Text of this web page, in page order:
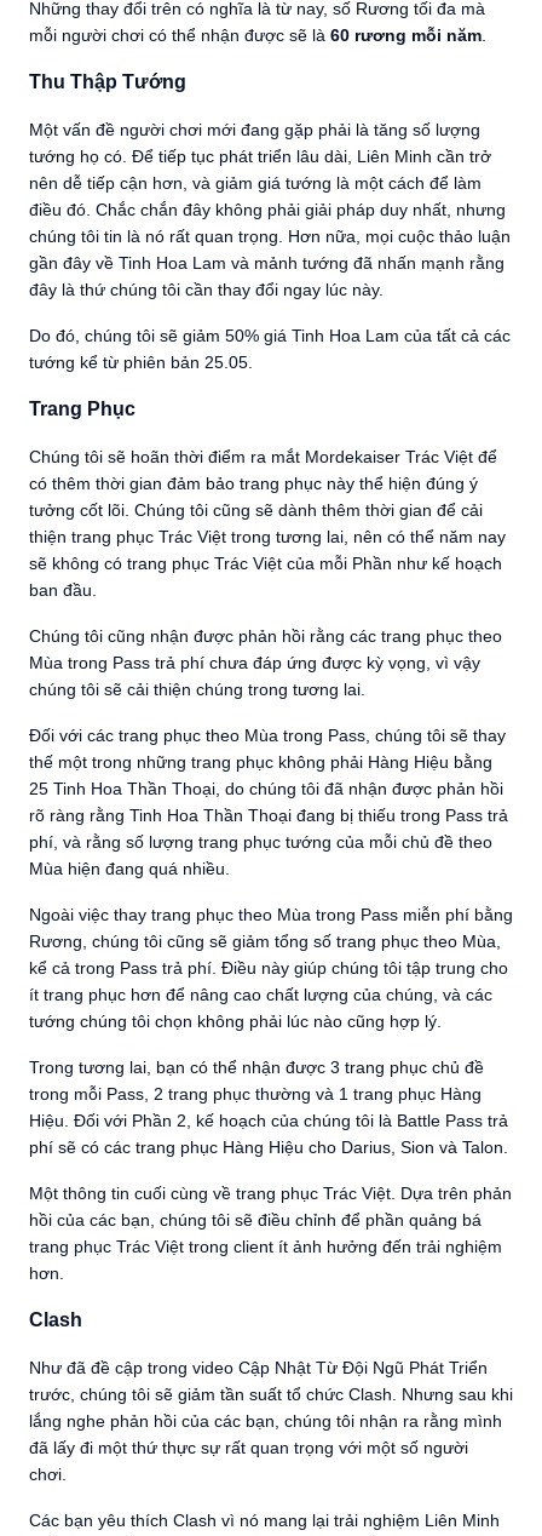
Những thay đổi trên có nghĩa là từ nay, số Rương tối đa mà
mỗi người chơi có thể nhận được sẽ là 60 rương mỗi năm
Thu Thập Tướng
Một vấn đề người chơi mới đang gặp phải là tăng số lượng
tướng họ có. Để tiếp tục phát triển lâu dài, Liên Minh cần trở
nên dễ tiếp cận hơn, và giảm giá tướng là một cách để làm
điều đó. Chắc chắn đây không phải giải pháp duy nhất, nhưng
chúng tôi tin là nó rất quan trọng. Hơn nữa, mọi cuộc thảo luận
gần đây về Tinh Hoa Lam và mảnh tướng đã nhấn mạnh rằng
đây là thứ chúng tôi cần thay đổi ngay lúc này.
Do đó, chúng tôi sẽ giảm 50% giá Tinh Hoa Lam của tất cả các
tướng kể từ phiên bản 25.05.
Trang Phục
Chúng tôi sẽ hoãn thời điểm ra mắt Mordekaiser Trác Việt để
có thêm thời gian đảm bảo trang phục này thể hiện đúng ý
tưởng cốt lõi. Chúng tôi cũng sẽ dành thêm thời gian để cải
thiện trang phục Trác Việt trong tương lai, nên có thể năm nay
sẽ không có trang phục Trác Việt của mỗi Phần như kế hoạch
ban đầu.
Chúng tôi cũng nhận được phản hồi rằng các trang phục theo
Mùa trong Pass trả phí chưa đáp ứng được kỳ vọng, vì vậy
chúng tôi sẽ cải thiện chúng trong tương lai.
Đối với các trang phục theo Mùa trong Pass, chúng tôi sẽ thay
thế một trong những trang phục không phải Hàng Hiệu bằng
25 Tinh Hoa Thần Thoại, do chúng tôi đã nhận được phản hồi
rõ ràng rằng Tinh Hoa Thần Thoại đang bị thiếu trong Pass trả
phí, và rằng số lượng trang phục tướng của mỗi chủ đề theo
Mùa hiện đang quá nhiều.
Ngoài việc thay trang phục theo Mùa trong Pass miễn phí bằng
Rương, chúng tôi cũng sẽ giảm tổng số trang phục theo Mùa,
kể cả trong Pass trả phí. Điều này giúp chúng tôi tập trung cho
ít trang phục hơn để nâng cao chất lượng của chúng, và các
tướng chúng tôi chọn không phải lúc nào cũng hợp lý.
Trong tương lai, bạn có thể nhận được 3 trang phục chủ đề
trong mỗi Pass, 2 trang phục thường và 1 trang phục Hàng
Hiệu. Đối với Phần 2, kế hoạch của chúng tôi là Battle Pass trả
phí sẽ có các trang phục Hàng Hiệu cho Darius, Sion và Talon.
Một thông tin cuối cùng về trang phục Trác Việt. Dựa trên phản
hồi của các bạn, chúng tôi sẽ điều chỉnh để phần quảng bá
trang phục Trác Việt trong client ít ảnh hưởng đến trải nghiệm
hơn.
Clash
Như đã đề cập trong video Cập Nhật Từ Đội Ngũ Phát Triển
trước, chúng tôi sẽ giảm tần suất tổ chức Clash. Nhưng sau khi
lắng nghe phản hồi của các bạn, chúng tôi nhận ra rằng mình
đã lấy đi một thứ thực sự rất quan trọng với một số người
chơi.
Các bạn yêu thích Clash vì nó mang lại trải nghiệm Liên Minh